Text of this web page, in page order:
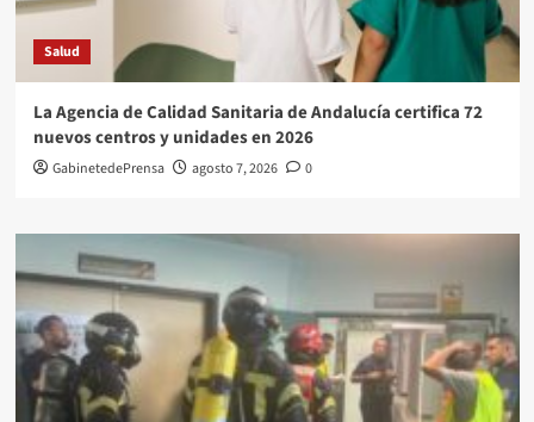
Salud
La Agencia de Calidad Sanitaria de Andalucía certifica 72
nuevos centros y unidades en 2026
GabinetedePrensa agosto 7, 2026 0